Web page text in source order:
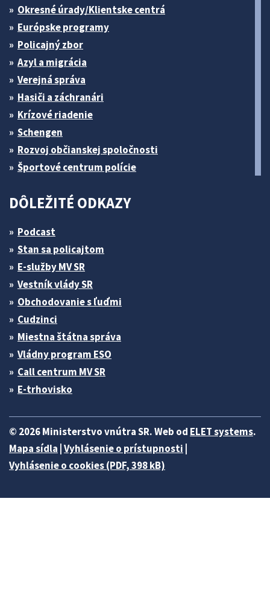
Okresné úrady/Klientske centrá
Európske programy
Policajný zbor
Azyl a migrácia
Verejná správa
Hasiči a záchranári
Krízové riadenie
Schengen
Rozvoj občianskej spoločnosti
Športové centrum polície
DÔLEŽITÉ ODKAZY
Podcast
Stan sa policajtom
E-služby MV SR
Vestník vlády SR
Obchodovanie s ľuďmi
Cudzinci
Miestna štátna správa
Vládny program ESO
Call centrum MV SR
E-trhovisko
© 2026 Ministerstvo vnútra SR. Web od ELET systems.
Mapa sídla Vyhlásenie o prístupnosti
Vyhlásenie o cookies (PDF, 398 kB)